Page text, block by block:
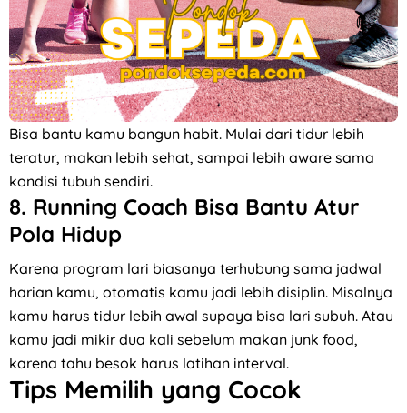
Bisa bantu kamu bangun habit. Mulai dari tidur lebih
teratur, makan lebih sehat, sampai lebih aware sama
kondisi tubuh sendiri.
8. Running Coach Bisa Bantu Atur
Pola Hidup
Karena program lari biasanya terhubung sama jadwal
harian kamu, otomatis kamu jadi lebih disiplin. Misalnya
kamu harus tidur lebih awal supaya bisa lari subuh. Atau
kamu jadi mikir dua kali sebelum makan junk food,
karena tahu besok harus latihan interval.
Tips Memilih yang Cocok